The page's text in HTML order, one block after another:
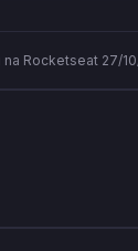
na Rocketseat 27/